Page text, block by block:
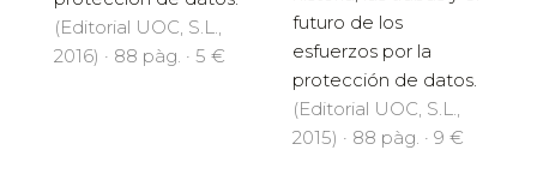
(Editorial UOC, S.L.,
2016) · 88 pàg. · 5 €
futuro de los
esfuerzos por la
protección de datos.
(Editorial UOC, S.L.,
2015) · 88 pàg. · 9 €